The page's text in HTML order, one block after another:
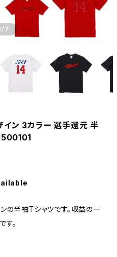
/7
ン 3カラー 選手還元 半
の半袖Tシャツです。収益の一
す。